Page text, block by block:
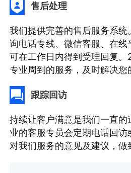
售后处理
我们提供完善的售后服务系统
询电话专线、微信客服、在线
可在工作日内得到受理回复
专业周到的服务，及时解决您
跟踪回访
持续让客户满意是我们一直
业的客服专员会定期电话回
对我们服务的意见及建议，做